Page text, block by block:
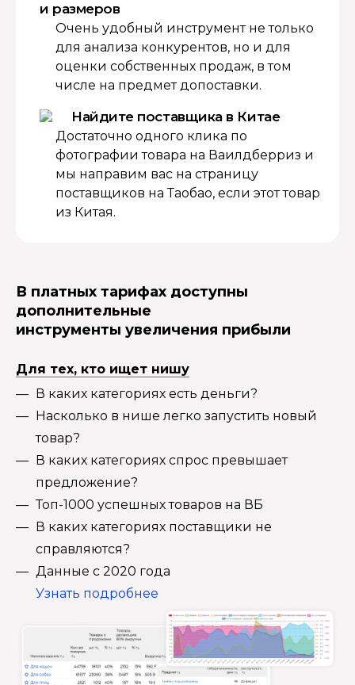
и размеров
Очень удобный инструмент не только
для анализа конкурентов, но и для
оценки собственных продаж, в том
числе на предмет допоставки.
Найдите поставщика в Китае
Достаточно одного клика по
фотографии товара на Ваилдберриз и
мы направим вас на страницу
поставщиков на Таобао, если этот товар
из Китая.
В платных тарифах доступны
дополнительные
инструменты увеличения прибыли
Для тех, кто ищет нишу
В каких категориях есть деньги?
Насколько в нише легко запустить новый
товар?
В каких категориях спрос превышает
предложение?
Топ-1000 успешных товаров на ВБ
В каких категориях поставщики не
справляются?
Данные с 2020 года
Узнать подробнее